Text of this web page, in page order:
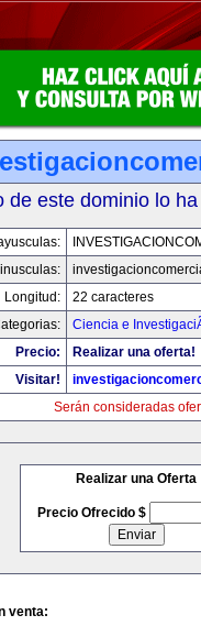
de este dominio lo
Longitud:
22 caracteres
Ciencia e
Precio:
Realizar una oferta!
Visitar!
Serán consideradas
Realizar una Oferta
Precio Ofrecido $
venta: